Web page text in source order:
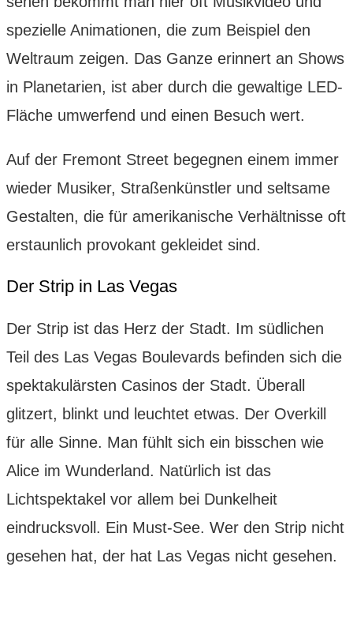
spezielle Animationen, die zum Beispiel den
Weltraum zeigen. Das Ganze erinnert an Shows
in Planetarien, ist aber durch die gewaltige LED-
Fläche umwerfend und einen Besuch wert.
Auf der Fremont Street begegnen einem immer
wieder Musiker, Straßenkünstler und seltsame
Gestalten, die für amerikanische Verhältnisse oft
erstaunlich provokant gekleidet sind.
Der Strip in Las Vegas
Der Strip ist das Herz der Stadt. Im südlichen
Teil des Las Vegas Boulevards befinden sich die
spektakulärsten Casinos der Stadt. Überall
glitzert, blinkt und leuchtet etwas. Der Overkill
für alle Sinne. Man fühlt sich ein bisschen wie
Alice im Wunderland. Natürlich ist das
Lichtspektakel vor allem bei Dunkelheit
eindrucksvoll. Ein Must-See. Wer den Strip nicht
gesehen hat, der hat Las Vegas nicht gesehen.